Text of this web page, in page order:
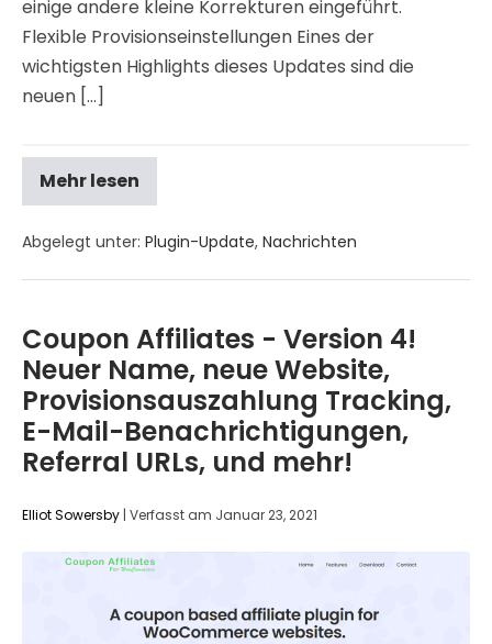
einige andere kleine Korrekturen eingeführt.
Flexible Provisionseinstellungen Eines der
wichtigsten Highlights dieses Updates sind die
neuen [...]
Mehr lesen
Abgelegt unter: Plugin-Update, Nachrichten
Coupon Affiliates - Version 4!
Neuer Name, neue Website,
Provisionsauszahlung Tracking,
E-Mail-Benachrichtigungen,
Referral URLs, und mehr!
Elliot Sowersby | Verfasst am Januar 23, 2021